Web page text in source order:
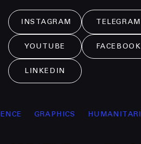
INSTAGRAM TELEGRAM
YOUTUBE FACEBOOK
LINKEDIN
GRAPHICS HUMANITARIUM